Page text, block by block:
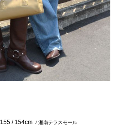
155 / 154cm / 湘南テラスモール